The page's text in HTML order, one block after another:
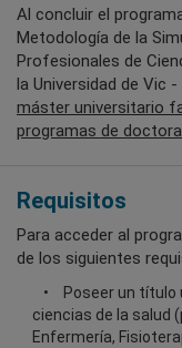
Al concluir el
Metodología de la
Profesionales de
la Universidad de Vic
máster universitario
programas de
Requisitos
Para acceder al
de los siguientes
Poseer un título
ciencias de la salud
Enfermería,